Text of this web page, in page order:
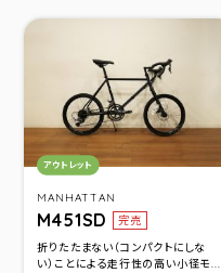
MANHATTAN
M451SD 完売
カテゴリ：
アウトレット
折りたたまない（コンパクトにしな
い）ことによる走行性の高い小径モ...